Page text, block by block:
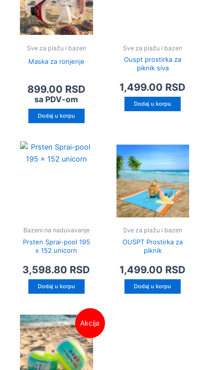
Sve za plažu i bazen
Maska za ronjenje
899.00 RSD
sa PDV-om
Dodaj u korpu
Sve za plažu i bazen
Ouspt prostirka za
piknik siva
1,499.00 RSD
Dodaj u korpu
Bazeni na naduvavanje
Prsten Sprai-pool 195
x 152 unicorn
3,598.80 RSD
Dodaj u korpu
Sve za plažu i bazen
OUSPT Prostirka za
piknik
1,499.00 RSD
Dodaj u korpu
Akcija
Originalna
cena
je
bila:
599.00 RSD.
Trenutna
cena
je:
349.00 RSD.
Ovaj
proizvod
ima
više
varijanti.